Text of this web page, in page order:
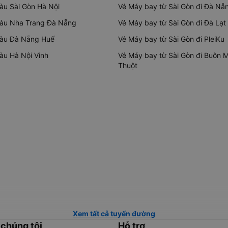
Sài Gòn Hà Nội
Nha Trang Đà Nẵng
Đà Nẵng Huế
Hà Nội Vinh
Vé Máy bay từ Sài Gòn đi Đà
Vé Máy bay từ Sài Gòn đi Đà Lạt
Vé Máy bay từ Sài Gòn đi PleiKu
Vé Máy bay từ Sài Gòn đi Buôn
Thuột
Xem tất cả tuyến đường
tôi Hỗ trợ